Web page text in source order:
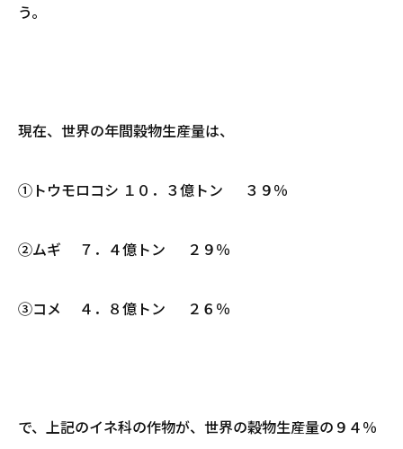
う。
現在、世界の年間穀物生産量は、
①トウモロコシ １０．３億トン ３９％
②ムギ ７．４億トン ２９％
③コメ ４．８億トン ２６％
で、上記のイネ科の作物が、世界の穀物生産量の９４％